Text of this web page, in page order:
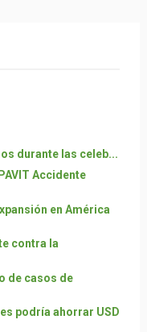
durante las celeb...
Accidente
en América
contra la
de casos de
podría ahorrar USD